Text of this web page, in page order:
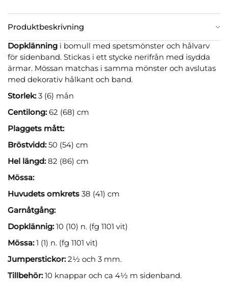
Produktbeskrivning
Dopklänning i bomull med spetsmönster och hålvarv
för sidenband. Stickas i ett stycke nerifrån med isydda
ärmar. Mössan matchas i samma mönster och avslutas
med dekorativ hålkant och band.
Storlek:3 (6) mån
Centilong:62 (68) cm
Plaggets mått:
Bröstvidd:50 (54) cm
Hel längd:82 (86) cm
Mössa:
Huvudets omkrets 38 (41) cm
Garnåtgång:
Dopklännig:10 (10) n. (fg 1101 vit)
Mössa:1 (1) n. (fg 1101 vit)
Jumperstickor:2½ och 3 mm.
Tillbehör:10 knappar och ca 4½ m sidenband.